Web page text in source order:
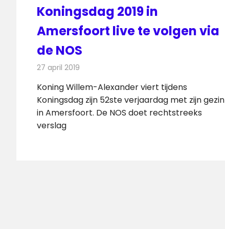
Koningsdag 2019 in
Amersfoort live te volgen via
de NOS
27 april 2019
Koning Willem-Alexander viert tijdens
Koningsdag zijn 52ste verjaardag met zijn gezin
in Amersfoort. De NOS doet rechtstreeks
verslag